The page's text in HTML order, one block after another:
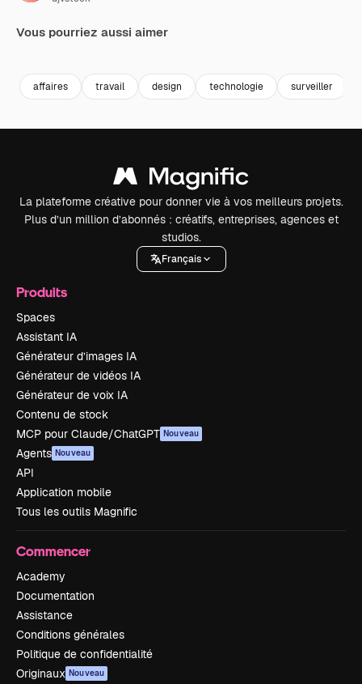
Vous pourriez aussi aimer
affaires travail design technologie surveiller
La plateforme créative pour donner vie à vos meilleurs projets.
Plus d’un million d’abonnés : créatifs, entreprises, agences et
studios.
Français
Produits
Spaces
Assistant IA
Générateur d’images IA
Générateur de vidéos IA
Générateur de voix IA
Contenu de stock
MCP pour Claude/ChatGPT Nouveau
Agents Nouveau
API
Application mobile
Tous les outils Magnific
Commencer
Academy
Documentation
Assistance
Conditions générales
Politique de confidentialité
Originaux Nouveau